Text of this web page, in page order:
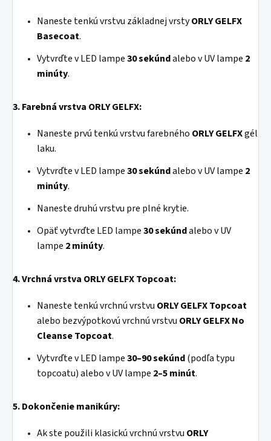
Naneste tenkú vrstvu základnej vrstyORLY GELFX
Basecoat.
Vytvrďte v LED lampe30 sekúndalebo v UV lampe 2
minúty.
3. Farebná vrstva ORLY GELFX:
Naneste prvú tenkú vrstvu farebného ORLY GELFXgél
laku.
Vytvrďte v LED lampe30 sekúndalebo v UV lampe 2
minúty.
Naneste druhú vrstvu pre plné krytie.
Opäť vytvrďte LED lampe30 sekúndalebo v UV
lampe 2 minúty.
4.Vrchná vrstva ORLY GELFX Topcoat:
Naneste tenkú vrchnú vrstvu ORLYGELFXTopcoat
alebo bezvýpotkovú vrchnú vrstvu ORLYGELFXNo
Cleanse Topcoat.
Vytvrďte v LED lampe30–90 sekúnd(podľa typu
topcoatu) alebo v UV lampe 2–5 minút.
5. Dokončenie manikúry:
Ak ste použili klasickú vrchnú vrstvu ORLY